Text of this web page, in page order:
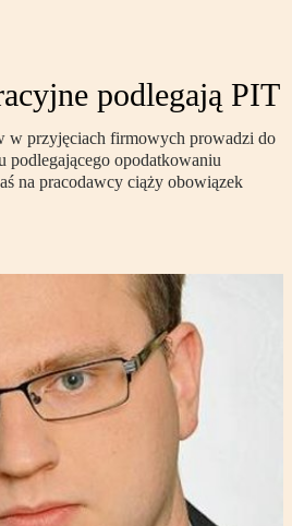
podlegają PIT
w przyjęciach firmowych prowadzi do
podlegającego opodatkowaniu
na pracodawcy ciąży obowiązek